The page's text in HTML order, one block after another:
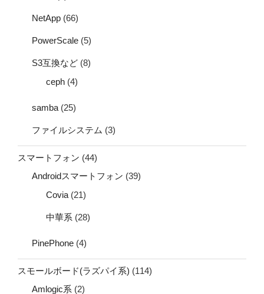
NetApp (66)
PowerScale (5)
S3互換など (8)
ceph (4)
samba (25)
ファイルシステム (3)
スマートフォン (44)
Androidスマートフォン (39)
Covia (21)
中華系 (28)
PinePhone (4)
スモールボード(ラズパイ系) (114)
Amlogic系 (2)